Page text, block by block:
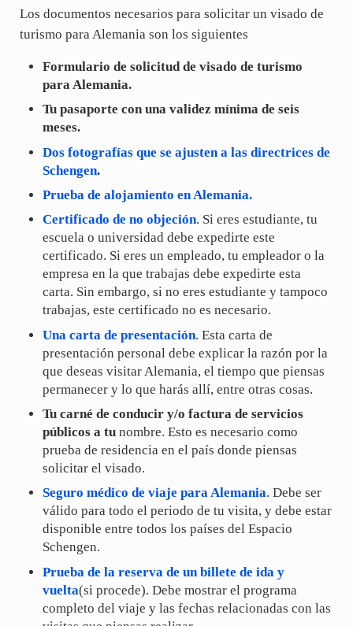
Los documentos necesarios para solicitar un visado de
turismo para Alemania son los siguientes
Formulario de solicitud de visado de turismo
para Alemania.
Tu pasaporte con una validez mínima de seis
meses.
Dos fotografías que se ajusten a las directrices de
Schengen.
Prueba de alojamiento en Alemania.
Certificado de no objeción. Si eres estudiante, tu
escuela o universidad debe expedirte este
certificado. Si eres un empleado, tu empleador o la
empresa en la que trabajas debe expedirte esta
carta. Sin embargo, si no eres estudiante y tampoco
trabajas, este certificado no es necesario.
Una carta de presentación. Esta carta de
presentación personal debe explicar la razón por la
que deseas visitar Alemania, el tiempo que piensas
permanecer y lo que harás allí, entre otras cosas.
Tu carné de conducir y/o factura de servicios
públicos a tu nombre. Esto es necesario como
prueba de residencia en el país donde piensas
solicitar el visado.
Seguro médico de viaje para Alemania. Debe ser
válido para todo el periodo de tu visita, y debe estar
disponible entre todos los países del Espacio
Schengen.
Prueba de la reserva de un billete de ida y
vuelta(si procede). Debe mostrar el programa
completo del viaje y las fechas relacionadas con las